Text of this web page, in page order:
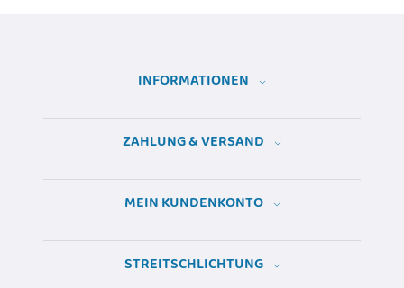
INFORMATIONEN
ZAHLUNG & VERSAND
MEIN KUNDENKONTO
STREITSCHLICHTUNG